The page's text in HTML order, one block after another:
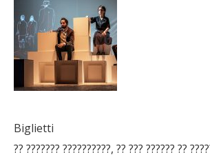
Biglietti
?? ??????? ??????????, ?? ??? ?????? ??